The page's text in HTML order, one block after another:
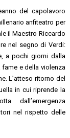
del capolavoro
anfiteatro per
il Maestro Riccardo
nel segno di Verdi:
a pochi giorni dalla
e della violenza
L’atteso ritorno del
in cui riprende la
dall’emergenza
nel rispetto delle